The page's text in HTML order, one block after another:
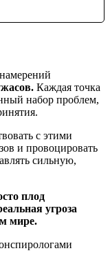
Каждая точка
набор проблем,
с этими
и провоцировать
сильную,
плод
угроза
мире.